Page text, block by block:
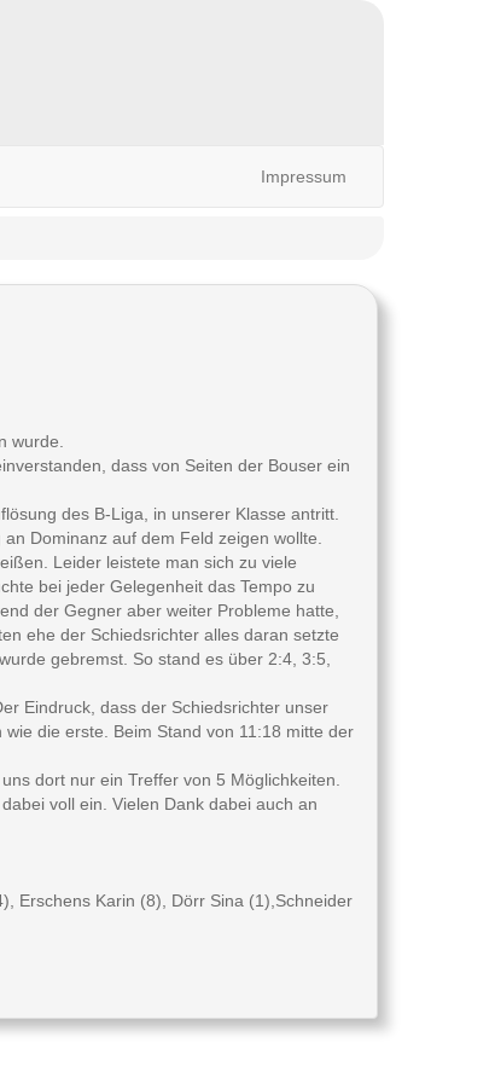
Impressum
wurde.
dass von Seiten der Bouser ein
des B-Liga, in unserer Klasse antritt.
Dominanz auf dem Feld zeigen wollte.
Leider leistete man sich zu viele
bei jeder Gelegenheit das Tempo zu
der Gegner aber weiter Probleme hatte,
ehe der Schiedsrichter alles daran setzte
gebremst. So stand es über 2:4, 3:5,
Eindruck, dass der Schiedsrichter unser
die erste. Beim Stand von 11:18 mitte der
dort nur ein Treffer von 5 Möglichkeiten.
voll ein. Vielen Dank dabei auch an
Erschens Karin (8), Dörr Sina (1),Schneider